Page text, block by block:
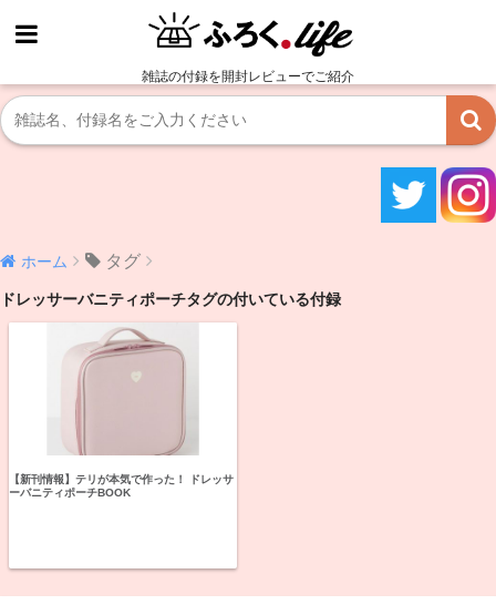
雑誌の付録を開封レビューでご紹介
ホーム タグ
ドレッサーバニティポーチタグの付いている付録
【新刊情報】テリが本気で作った！ ドレッサ
ーバニティポーチBOOK